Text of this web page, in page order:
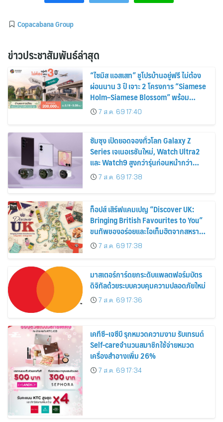
Copacabana Group
ข่าวประชาสัมพันธ์ล่าสุด
“ไซมิส แอสเสท” ชูโปรบ้านอยู่ฟรี ไม่ต้อง
ผ่อนนาน 3 ปี เจาะ 2 โครงการ “Siamese
Holm–Siamese Blossom” พร้อม
ส่วนลดและสิทธิพิเศษถึง 31 สิงหาคม
2569
7 ส.ค. 69 17:40
ซัมซุง เปิดยอดจองทั่วโลก Galaxy Z
Series เจเนอเรชันใหม่, Watch Ultra2
และ Watch9 สูงกว่ารุ่นก่อนหน้ากว่า
30%7 ส.ค. 69 17:38
ท็อปส์ เสิร์ฟแคมเปญ “Discover UK:
Bringing British Favourites to You”
ขนทัพของอร่อยและไอเท็มฮิตจากสหราช
อาณาจักร ส่งตรงถึงมือตั้งแต่วันนี้ – 18
สิงหาคมนี้
7 ส.ค. 69 17:38
มาสเตอร์การ์ดยกระดับแพลตฟอร์มบัตร
ดิจิทัลด้วยระบบควบคุมความปลอดภัยใหม่
7 ส.ค. 69 17:36
เคทีซี–เจซีบี รุกหมวดความงาม รับเทรนด์
Self-careจำนวนสมาชิกใช้จ่ายหมวด
เครื่องสำอางเพิ่ม 26%
7 ส.ค. 69 17:34